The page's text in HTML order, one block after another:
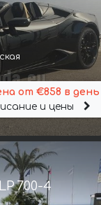
от €858 в день
и цены
700-4